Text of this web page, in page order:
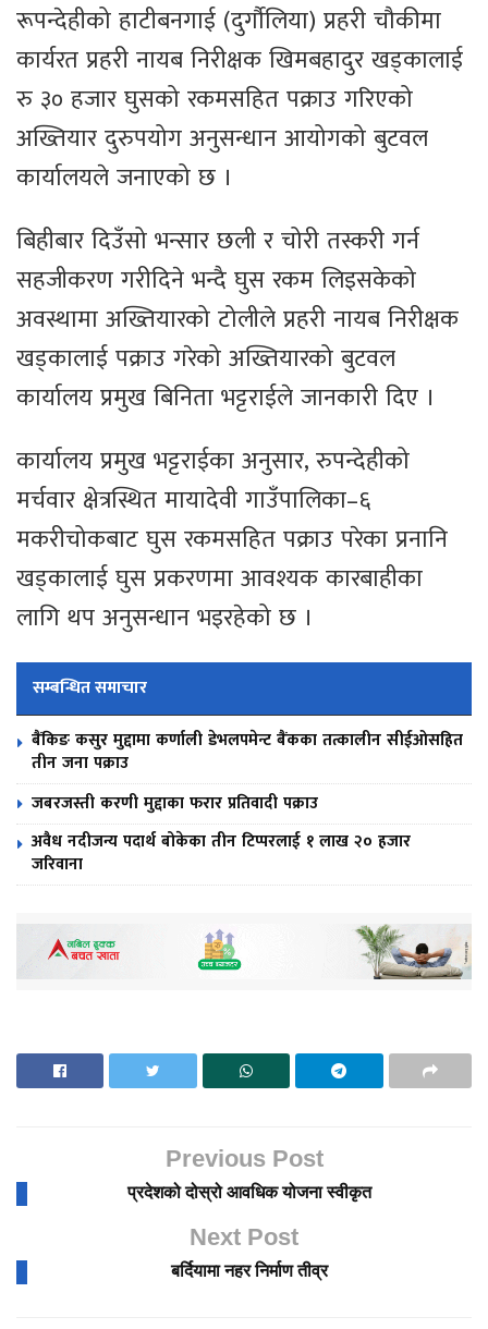
रूपन्देहीको हाटीबनगाई (दुर्गौलिया) प्रहरी चौकीमा
कार्यरत प्रहरी नायब निरीक्षक खिमबहादुर खड्कालाई
रु ३० हजार घुसको रकमसहित पक्राउ गरिएको
अख्तियार दुरुपयोग अनुसन्धान आयोगको बुटवल
कार्यालयले जनाएको छ ।
बिहीबार दिउँसो भन्सार छली र चोरी तस्करी गर्न
सहजीकरण गरीदिने भन्दै घुस रकम लिइसकेको
अवस्थामा अख्तियारको टोलीले प्रहरी नायब निरीक्षक
खड्कालाई पक्राउ गरेको अख्तियारको बुटवल
कार्यालय प्रमुख बिनिता भट्टराईले जानकारी दिए ।
कार्यालय प्रमुख भट्टराईका अनुसार, रुपन्देहीको
मर्चवार क्षेत्रस्थित मायादेवी गाउँपालिका–६
मकरीचोकबाट घुस रकमसहित पक्राउ परेका प्रनानि
खड्कालाई घुस प्रकरणमा आवश्यक कारबाहीका
लागि थप अनुसन्धान भइरहेको छ ।
सम्बन्धित समाचार
बैंकिङ कसुर मुद्दामा कर्णाली डेभलपमेन्ट बैंकका तत्कालीन सीईओसहित
तीन जना पक्राउ
जबरजस्ती करणी मुद्दाका फरार प्रतिवादी पक्राउ
अवैध नदीजन्य पदार्थ बोकेका तीन टिप्परलाई १ लाख २० हजार
जरिवाना
Previous Post
प्रदेशको दोस्रो आवधिक योजना स्वीकृत
Next Post
बर्दियामा नहर निर्माण तीव्र